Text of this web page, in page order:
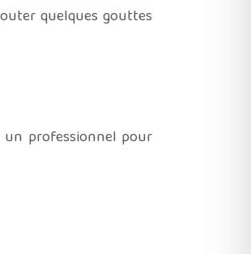
quelques gouttes
un professionnel pour